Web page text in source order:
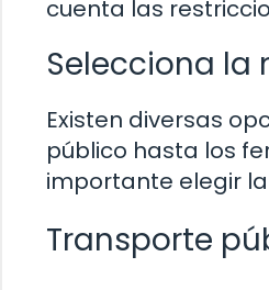
cuenta las
Selecciona la
Existen diversas
público hasta los
importante elegir
Transporte